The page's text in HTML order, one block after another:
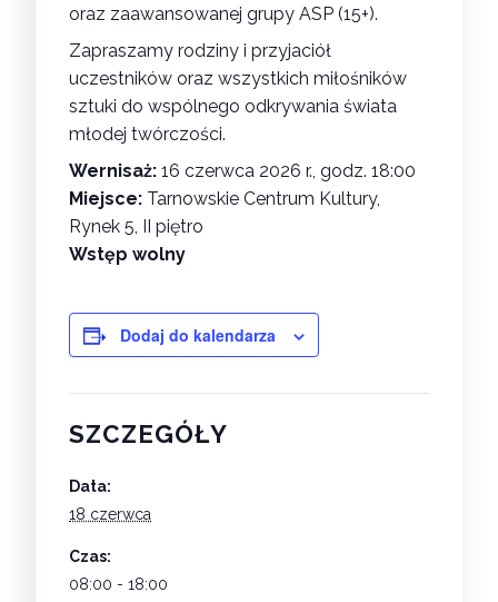
oraz zaawansowanej grupy ASP (15+).
Zapraszamy rodziny i przyjaciół
uczestników oraz wszystkich miłośników
sztuki do wspólnego odkrywania świata
młodej twórczości.
Wernisaż: 16 czerwca 2026 r., godz. 18:00
Miejsce: Tarnowskie Centrum Kultury,
Rynek 5, II piętro
Wstęp wolny
Dodaj do kalendarza
SZCZEGÓŁY
Data:
18 czerwca
Czas:
08:00 - 18:00